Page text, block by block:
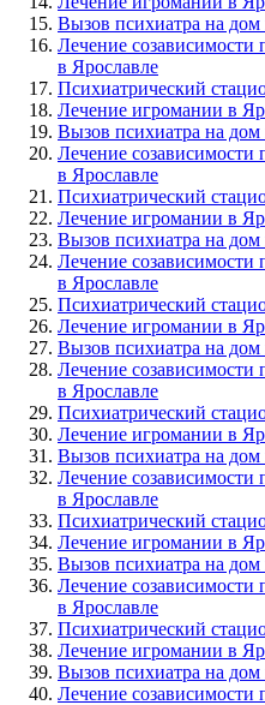
Вызов психиатра на дом
Лечение созависимости
в Ярославле
Психиатрический
Лечение игромании в
Вызов психиатра на дом
Лечение созависимости
в Ярославле
Психиатрический
Лечение игромании в
Вызов психиатра на дом
Лечение созависимости
в Ярославле
Психиатрический
Лечение игромании в
Вызов психиатра на дом
Лечение созависимости
в Ярославле
Психиатрический
Лечение игромании в
Вызов психиатра на дом
Лечение созависимости
в Ярославле
Психиатрический
Лечение игромании в
Вызов психиатра на дом
Лечение созависимости
в Ярославле
Психиатрический
Лечение игромании в
Вызов психиатра на дом
Лечение созависимости